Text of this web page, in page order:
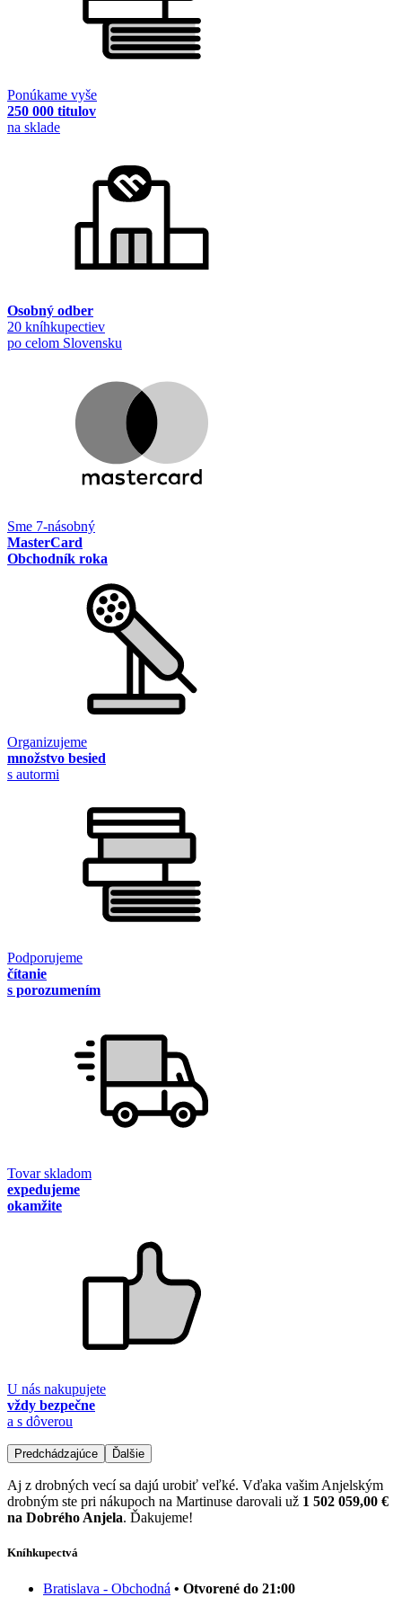
Ponúkame vyše
250 000 titulov
na sklade
Osobný odber
20 kníhkupectiev
po celom Slovensku
Sme 7-násobný
MasterCard
Obchodník roka
Organizujeme
množstvo besied
s autormi
Podporujeme
čítanie
s porozumením
Tovar skladom
expedujeme
okamžite
U nás nakupujete
vždy bezpečne
a s dôverou
Predchádzajúce Ďalšie
Aj z drobných vecí sa dajú urobiť veľké. Vďaka vašim Anjelským
drobným ste pri nákupoch na Martinuse darovali už 1 502 059,00 €
na Dobrého Anjela. Ďakujeme!
Kníhkupectvá
Bratislava - Obchodná • Otvorené do 21:00